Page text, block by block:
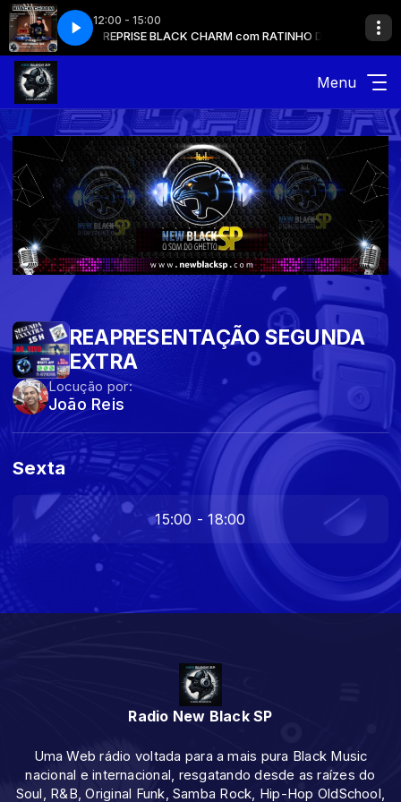
12:00 - 15:00
RATINHO DJ REPRISE BLACK CHARM com RATINHO DJ
Menu
REAPRESENTAÇÃO SEGUNDA
EXTRA
Locução por:
João Reis
Sexta
15:00 - 18:00
Radio New Black SP
Uma Web rádio voltada para a mais pura Black Music
nacional e internacional, resgatando desde as raízes do
Soul, R&B, Original Funk, Samba Rock, Hip-Hop OldSchool,